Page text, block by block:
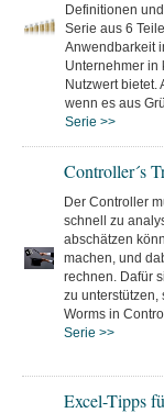
Definitionen
Serie aus 6
Anwendbarkeit
Unternehmer in
Nutzwert bietet.
wenn es aus
Serie >>
Controller´s
Der Controller
schnell zu
abschätzen
machen, und
rechnen. Dafür
zu unterstützen,
Worms in
Serie >>
Excel-Tipps